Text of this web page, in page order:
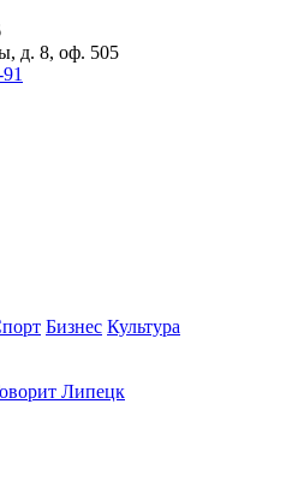
д. 8, оф. 505
Бизнес Культура
Липецк